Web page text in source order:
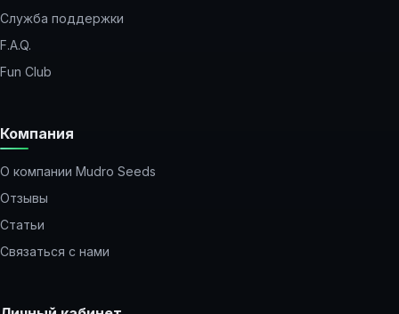
Служба поддержки
F.A.Q.
Fun Club
Компания
О компании Mudro Seeds
Отзывы
Статьи
Связаться с нами